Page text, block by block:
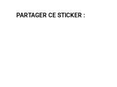
PARTAGER CE STICKER :